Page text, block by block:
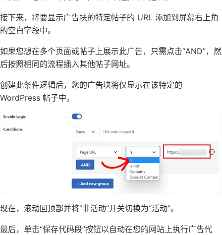
接下来，将要显示广告块的特定帖子的 URL 添加到屏幕右上角
的空白字段中。
如果您想在多个页面或帖子上展示此广告，只需点击“AND”，然
后按照相同的流程插入其他帖子网址。
创建此条件逻辑后，您的广告块将仅显示在该特定的
WordPress 帖子中。
现在，滚动回顶部并将“非活动”开关切换为“活动”。
最后，单击“保存代码段”按钮以自动在您的网站上执行广告代